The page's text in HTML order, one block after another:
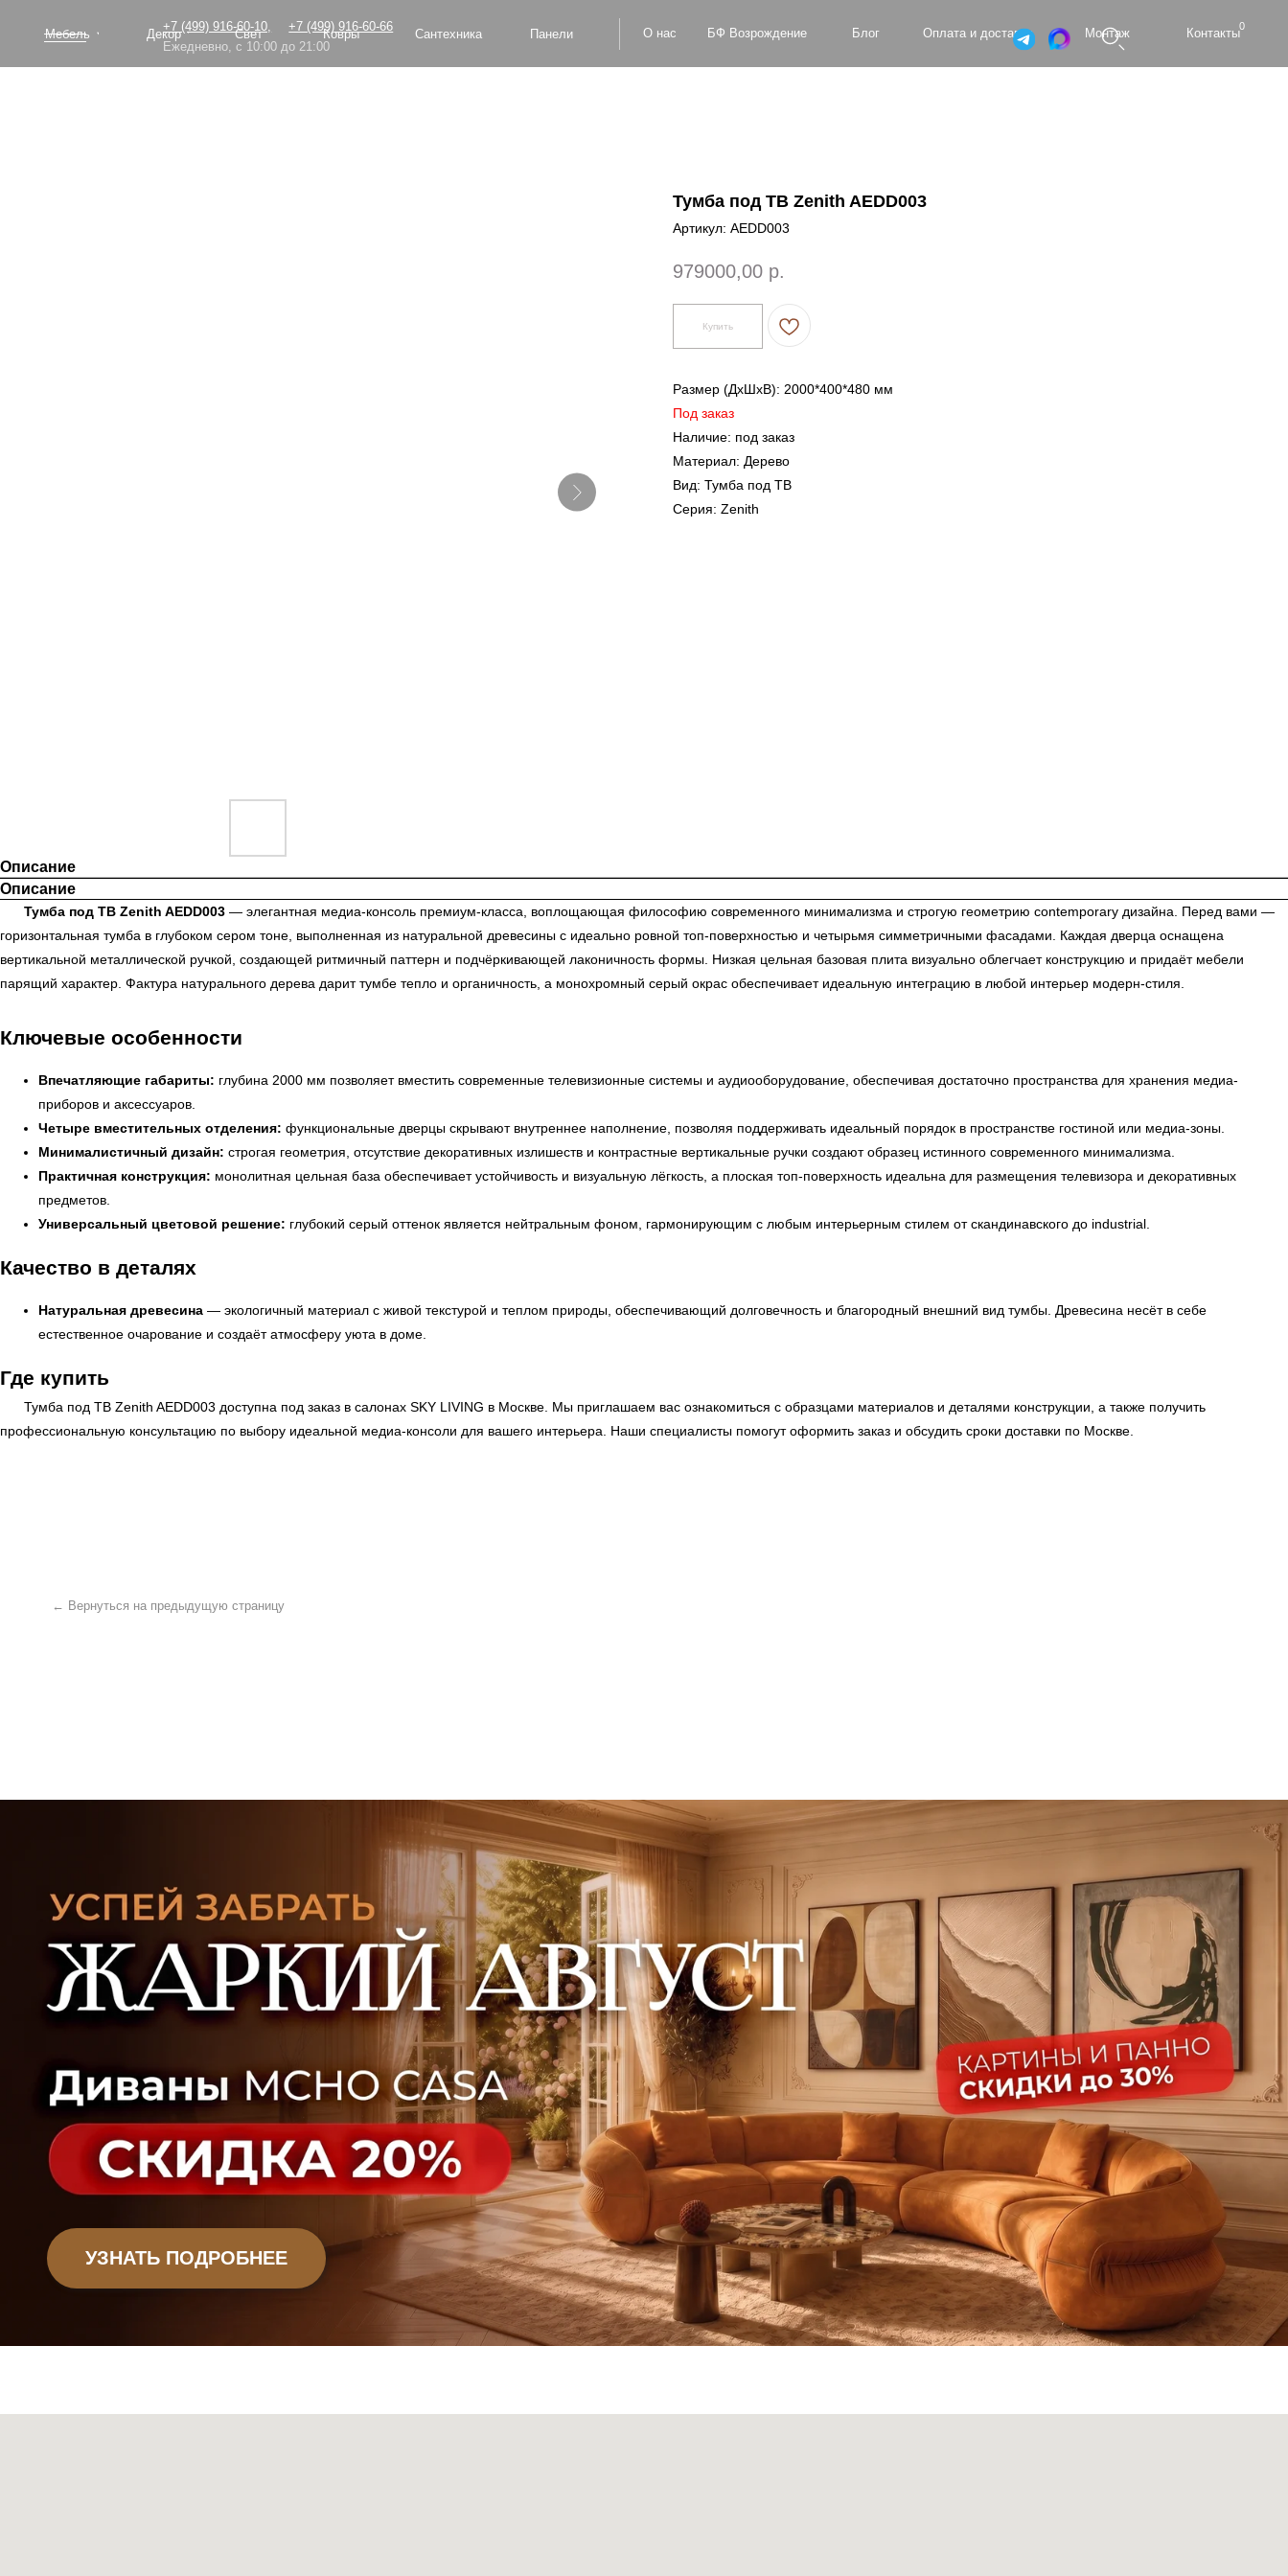
+7 (499) 916-60-66
+7 (499) 916-60-10,
Ежедневно, с 10:00 до 21:00
Панели
Сантехника
Свет
Декор Контакты
Монтаж
Оплата и доставка
БФ Возрождение Блог
Мебель Ковры
Тумба под ТВ Zenith AEDD003
Артикул: AEDD003
979000,00 р.
Купить
Размер (ДxШxВ): 2000*400*480 мм
Под заказ
Наличие: под заказ
Материал: Дерево
Вид: Тумба под ТВ
Серия: Zenith
Описание
Описание
Тумба под ТВ Zenith AEDD003 — элегантная медиа-консоль премиум-класса, воплощающая философию современного минимализма и строгую геометрию contemporary дизайна. Перед вами —
горизонтальная тумба в глубоком сером тоне, выполненная из натуральной древесины с идеально ровной топ-поверхностью и четырьмя симметричными фасадами. Каждая дверца оснащена
вертикальной металлической ручкой, создающей ритмичный паттерн и подчёркивающей лаконичность формы. Низкая цельная базовая плита визуально облегчает конструкцию и придаёт мебели
парящий характер. Фактура натурального дерева дарит тумбе тепло и органичность, а монохромный серый окрас обеспечивает идеальную интеграцию в любой интерьер модерн-стиля.
Ключевые особенности
Впечатляющие габариты: глубина 2000 мм позволяет вместить современные телевизионные системы и аудиооборудование, обеспечивая достаточно пространства для хранения медиа-
приборов и аксессуаров.
Четыре вместительных отделения: функциональные дверцы скрывают внутреннее наполнение, позволяя поддерживать идеальный порядок в пространстве гостиной или медиа-зоны.
Минималистичный дизайн: строгая геометрия, отсутствие декоративных излишеств и контрастные вертикальные ручки создают образец истинного современного минимализма.
Практичная конструкция: монолитная цельная база обеспечивает устойчивость и визуальную лёгкость, а плоская топ-поверхность идеальна для размещения телевизора и декоративных
предметов.
Универсальный цветовой решение: глубокий серый оттенок является нейтральным фоном, гармонирующим с любым интерьерным стилем от скандинавского до industrial.
Качество в деталях
Натуральная древесина — экологичный материал с живой текстурой и теплом природы, обеспечивающий долговечность и благородный внешний вид тумбы. Древесина несёт в себе
естественное очарование и создаёт атмосферу уюта в доме.
Где купить
Тумба под ТВ Zenith AEDD003 доступна под заказ в салонах SKY LIVING в Москве. Мы приглашаем вас ознакомиться с образцами материалов и деталями конструкции, а также получить
профессиональную консультацию по выбору идеальной медиа-консоли для вашего интерьера. Наши специалисты помогут оформить заказ и обсудить сроки доставки по Москве.
← Вернуться на предыдущую страницу
УЗНАТЬ ПОДРОБНЕЕ
Офисная мебель Садовая мебель